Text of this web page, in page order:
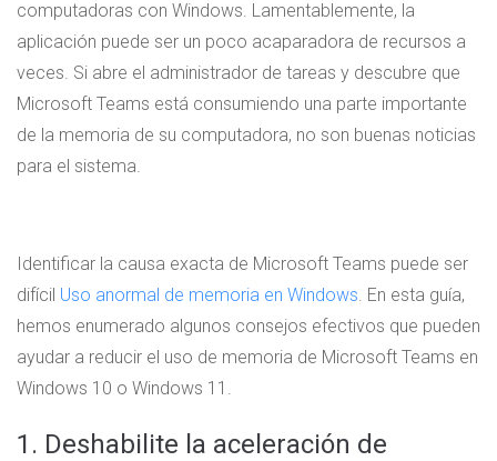
computadoras con Windows. Lamentablemente, la
aplicación puede ser un poco acaparadora de recursos a
veces. Si abre el administrador de tareas y descubre que
Microsoft Teams está consumiendo una parte importante
de la memoria de su computadora, no son buenas noticias
para el sistema.
Identificar la causa exacta de Microsoft Teams puede ser
difícil Uso anormal de memoria en Windows. En esta guía,
hemos enumerado algunos consejos efectivos que pueden
ayudar a reducir el uso de memoria de Microsoft Teams en
Windows 10 o Windows 11.
1. Deshabilite la aceleración de